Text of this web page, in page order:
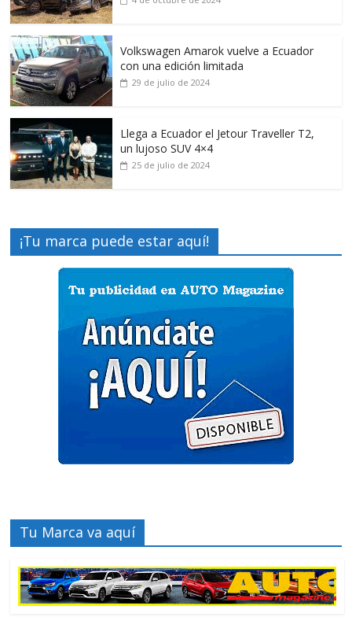
Volkswagen Amarok vuelve a Ecuador
con una edición limitada
29 de julio de 2024
Llega a Ecuador el Jetour Traveller T2,
un lujoso SUV 4×4
25 de julio de 2024
¡Tu marca puede estar aquí!
Tu Marca va aquí